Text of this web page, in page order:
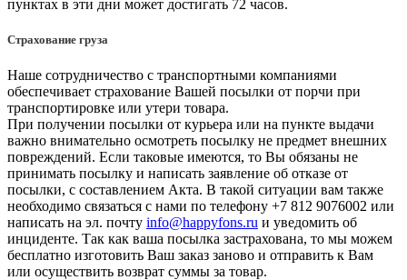
пунктах в эти дни может достигать 72 часов.
Страхование груза
Наше сотрудничество с транспортными компаниями
обеспечивает страхование Вашей посылки от порчи при
транспортировке или утери товара.
При получении посылки от курьера или на пункте выдачи
важно внимательно осмотреть посылку не предмет внешних
повреждений. Если таковые имеются, то Вы обязаны не
принимать посылку и написать заявление об отказе от
посылки, с составлением Акта. В такой ситуации вам также
необходимо связаться с нами по телефону +7 812 9076002 или
написать на эл. почту info@happyfons.ru и уведомить об
инциденте. Так как ваша посылка застрахована, то мы можем
бесплатно изготовить Ваш заказ заново и отправить к Вам
или осуществить возврат суммы за товар.